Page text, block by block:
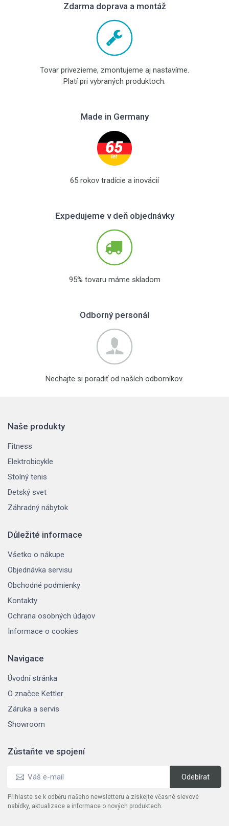
Zdarma doprava a montáž
Tovar privezieme, zmontujeme aj nastavíme.
Platí pri vybraných produktoch.
Made in Germany
65 rokov tradície a inovácií
Expedujeme v deň objednávky
95% tovaru máme skladom
Odborný personál
Nechajte si poradiť od naších odborníkov.
Naše produkty
Fitness
Elektrobicykle
Stolný tenis
Detský svet
Záhradný nábytok
Důležité informace
Všetko o nákupe
Objednávka servisu
Obchodné podmienky
Kontakty
Ochrana osobných údajov
Informace o cookies
Navigace
Úvodní stránka
O značce Kettler
Záruka a servis
Showroom
Zůstaňte ve spojení
Přihlaste se k odběru našeho newsletteru a získejte včasné slevové
nabídky, aktualizace a informace o nových produktech.